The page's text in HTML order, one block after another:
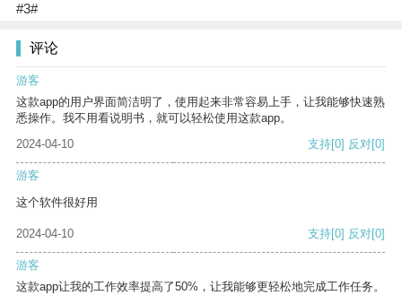
#3#
评论
游客
这款app的用户界面简洁明了，使用起来非常容易上手，让我能够快速熟
悉操作。我不用看说明书，就可以轻松使用这款app。
2024-04-10
支持[0] 反对[0]
游客
这个软件很好用
2024-04-10 支持[0] 反对[0]
游客
这款app让我的工作效率提高了50%，让我能够更轻松地完成工作任务。